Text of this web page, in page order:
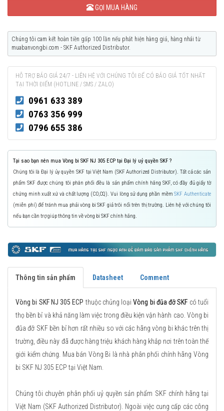
GỌI MUA HÀNG
Chúng tôi cam kết hoàn tiền gấp 100 lần nếu phát hiện hàng giả, hàng nhái từ
muabanvongbi.com - SKF Authorized Distributor.
HỖ TRỢ BÁO GIÁ 24/7 - LIÊN HỆ VỚI CHÚNG TÔI ĐỂ CÓ BÁO GIÁ TỐT NHẤT
TẠI THỜI ĐIỂM (HOTLINE / SMS / ZALO)
0961 633 389
0763 356 999
0796 655 386
Tại sao bạn nên mua Vòng bi SKF NJ 305 ECP tại Đại lý uỷ quyền SKF ?
Chúng tôi là Đại lý ủy quyền SKF tại Việt Nam (SKF Authorized Distributor). Tất cả các sản
phẩm SKF được chúng tôi phân phối đều là sản phẩm chính hãng SKF, có đầy đủ giấy tờ
chứng minh xuất xứ và chất lượng (CO,CQ). Vui lòng sử dụng phần mềmSKF Authenticate
(miễn phí) để tránh mua phải vòng bi SKF giả trôi nổi trên thị trường. Liên hệ với chúng tôi
nếu bạn cần trợ giúp thông tin về vòng bi SKF chính hãng.
Thông tin sản phẩm Datasheet Comment
Vòng bi SKF NJ 305 ECP thuộc chủng loạiVòng bi đũa đỡ SKF có tuổi
thọ bền bỉ và khả năng làm việc trong điều kiện vận hành cao. Vòng bi
đũa đỡ SKF bền bỉ hơn rất nhiều so với các hãng vòng bi khác trên thị
trường, điều này đã được hàng triệu khách hàng khắp nơi trên toàn thế
giới kiểm chứng. Mua bán Vòng Bi là nhà phân phối chính hãng Vòng
bi SKF NJ 305 ECP tại Việt Nam.
Chúng tôi chuyên phân phối uỷ quyền sản phẩm SKF chính hãng tại
Việt Nam (SKF Authorized Distributor). Ngoài việc cung cấp các công